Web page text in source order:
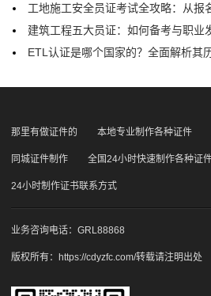
工地施工安全员证考试全攻略：从报
建筑工程五大员证：如何备考与职业
ETL认证是哪个国家的？全面解析其
那里有做证件的 本地专业制作各种证件
同城证件制作 全国24小时快速制作各种证
24小时制作证书联系方式
业务咨询电话：GRL88868
版权所有： https://cdyzfc.com/转载请注明出处